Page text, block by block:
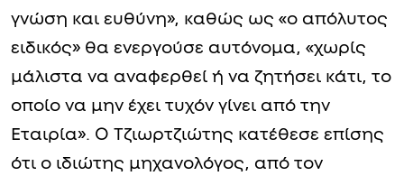
γνώση και ευθύνη», καθώς ως «ο απόλυτος
ειδικός» θα ενεργούσε αυτόνομα, «χωρίς
μάλιστα να αναφερθεί ή να ζητήσει κάτι, το
οποίο να μην έχει τυχόν γίνει από την
Εταιρία». Ο Τζιωρτζιώτης κατέθεσε επίσης
ότι ο ιδιώτης μηχανολόγος, από τον